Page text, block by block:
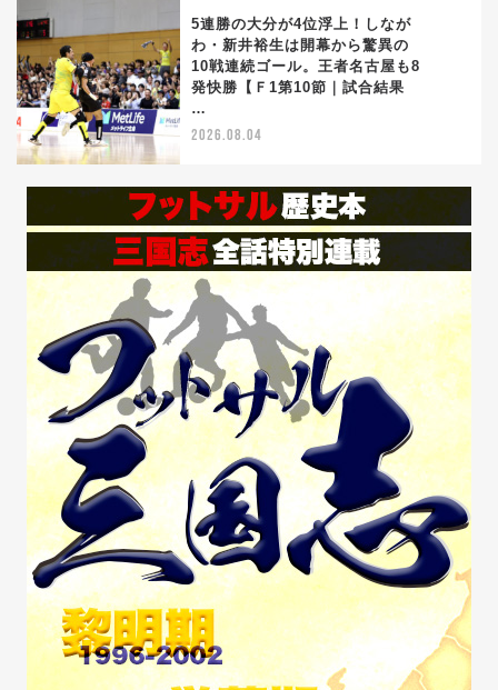
5連勝の大分が4位浮上！しなが
わ・新井裕生は開幕から驚異の
10戦連続ゴール。王者名古屋も8
発快勝【Ｆ1第10節｜試合結果
…
2026.08.04